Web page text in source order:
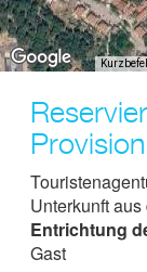
Provision
Unterkunft
Entrichtung
Gast